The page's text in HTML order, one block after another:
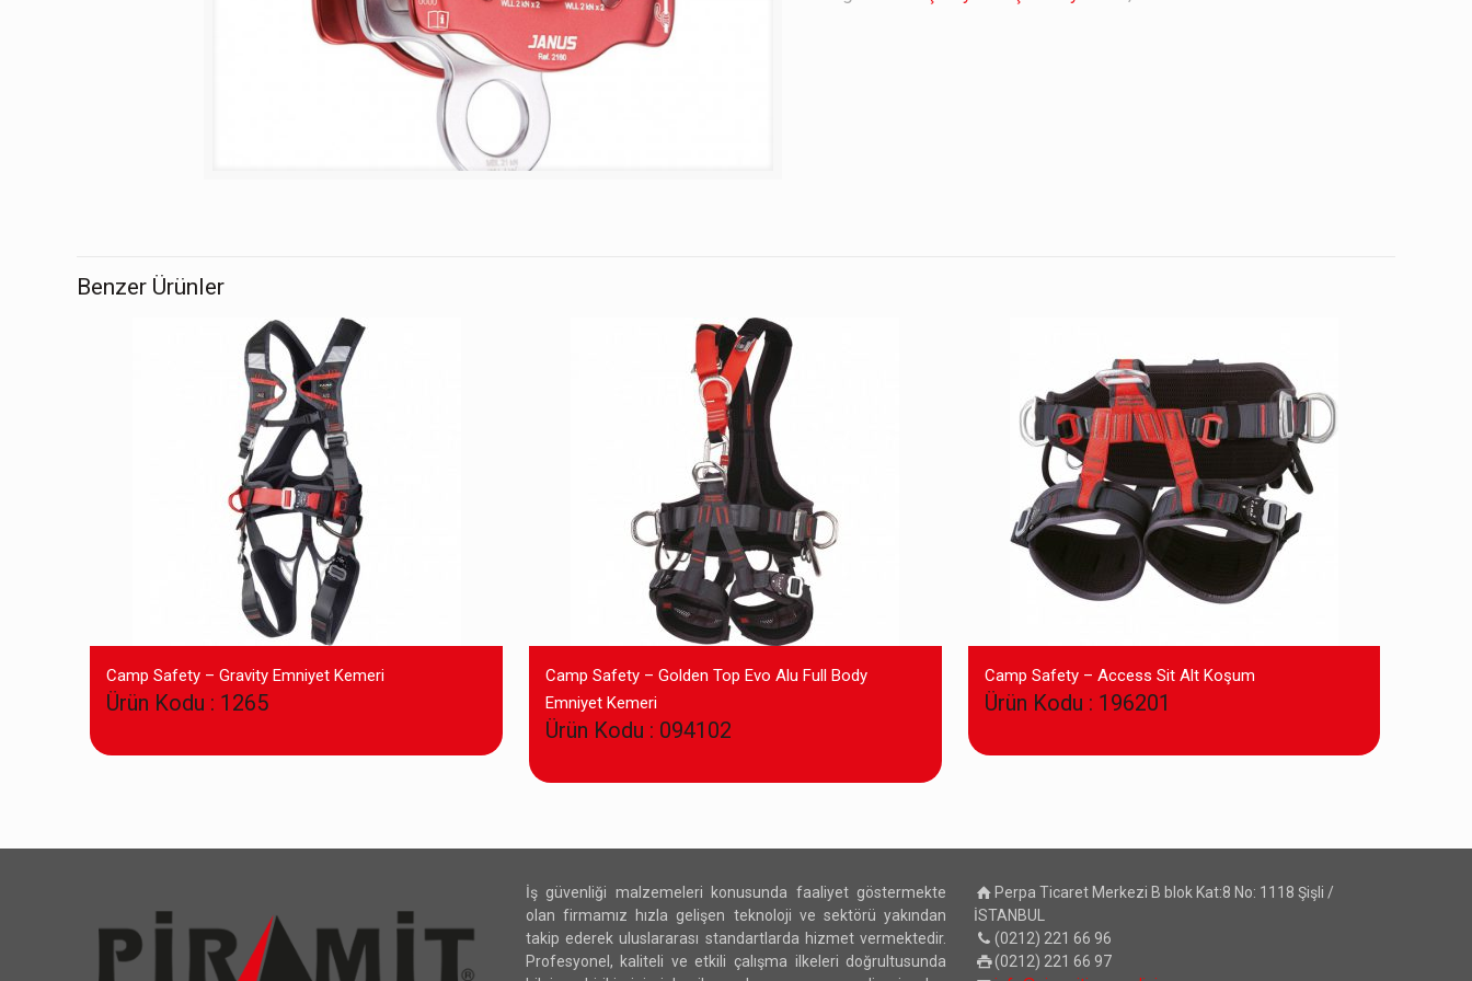
Benzer Ürünler
Camp Safety – Gravity Emniyet Kemeri
Ürün Kodu : 1265
Camp Safety – Golden Top Evo Alu Full Body
Emniyet Kemeri
Ürün Kodu : 094102
Camp Safety – Access Sit Alt Koşum
Ürün Kodu : 196201
İş güvenliği malzemeleri konusunda faaliyet göstermekte
olan firmamız hızla gelişen teknoloji ve sektörü yakından
takip ederek uluslararası standartlarda hizmet vermektedir.
Profesyonel, kaliteli ve etkili çalışma ilkeleri doğrultusunda
Perpa Ticaret Merkezi B blok Kat:8 No: 1118 Şişli /
İSTANBUL
(0212) 221 66 96
(0212) 221 66 97